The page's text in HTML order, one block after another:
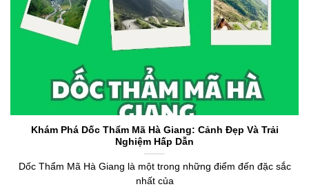
Khám Phá Dốc Thẩm Mã Hà Giang: Cảnh Đẹp Và Trải
Nghiệm Hấp Dẫn
Dốc Thẩm Mã Hà Giang là một trong những điểm đến đặc sắc
nhất của